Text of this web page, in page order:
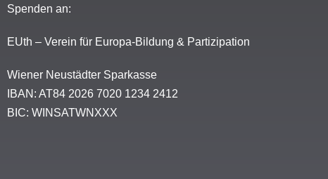
Spenden an:
EUth – Verein für Europa-Bildung & Partizipation
Wiener Neustädter Sparkasse
IBAN: AT84 2026 7020 1234 2412
BIC: WINSATWNXXX